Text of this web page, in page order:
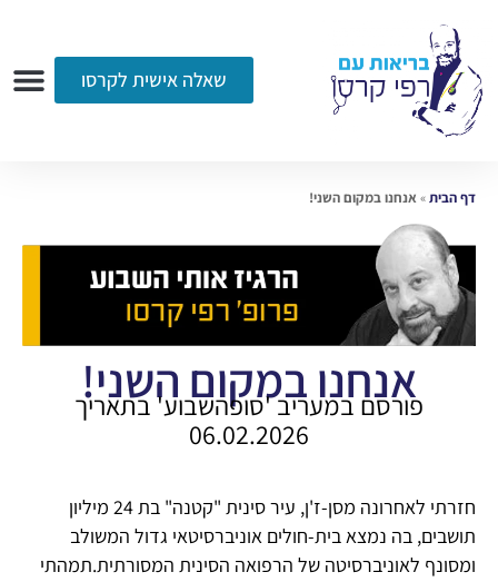
שאלה אישית לקרסו
דף הבית»אנחנו במקום השני!
אנחנו במקום השני!
פורסם במעריב 'סופהשבוע' בתאריך
06.02.2026
חזרתי לאחרונה מסן-ז'ן, עיר סינית "קטנה" בת 24 מיליון
תושבים, בה נמצא בית-חולים אוניברסיטאי גדול המשולב
ומסונף לאוניברסיטה של הרפואה הסינית המסורתית.תמהתי